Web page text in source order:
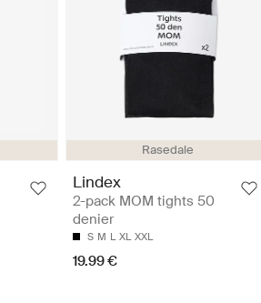
Rasedale
Lindex
2-pack MOM tights 50
denier
S M L XL XXL
19.99 €